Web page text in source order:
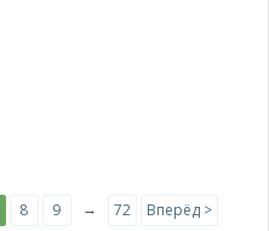
8 9 → 72 Вперёд >